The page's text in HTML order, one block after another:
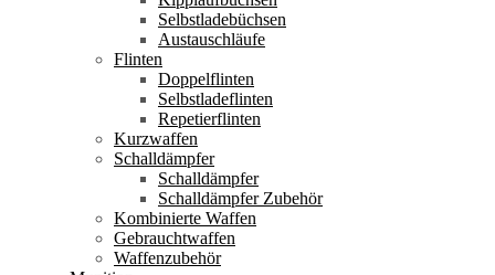
Selbstladebüchsen
Austauschläufe
Flinten
Doppelflinten
Selbstladeflinten
Repetierflinten
Kurzwaffen
Schalldämpfer
Schalldämpfer
Schalldämpfer Zubehör
Kombinierte Waffen
Gebrauchtwaffen
Waffenzubehör